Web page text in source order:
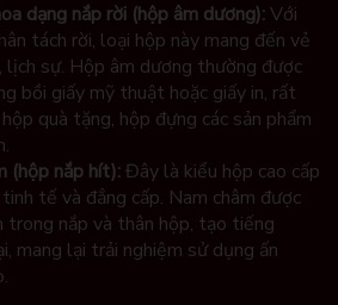
dạng nắp rời (hộp âm dương):Với
tách rời, loại hộp này mang đến vẻ
lịch sự. Hộp âm dương thường được
bồi giấy mỹ thuật hoặc giấy in, rất
quà tặng, hộp đựng các sản phẩm
(hộp nắp hít):Đây là kiểu hộp cao cấp
tế và đẳng cấp. Nam châm được
trong nắp và thân hộp, tạo tiếng
mang lại trải nghiệm sử dụng ấn